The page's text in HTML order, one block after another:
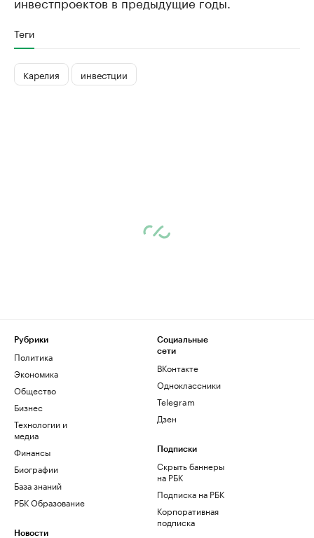
Теги
Карелия инвестции
Рубрики
Политика
Экономика
Общество
Бизнес
Технологии и
медиа
Финансы
Биографии
База знаний
РБК Образование
Новости
Социальные
сети
ВКонтакте
Одноклассники
Telegram
Дзен
Подписки
Скрыть баннеры
на РБК
Подписка на РБК
Корпоративная
подписка